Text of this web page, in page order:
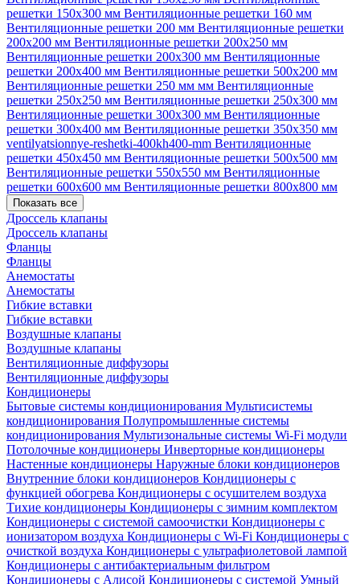
решетки 150х300 мм Вентиляционные решетки 160 мм
Вентиляционные решетки 200 мм Вентиляционные решетки
200х200 мм Вентиляционные решетки 200х250 мм
Вентиляционные решетки 200х300 мм Вентиляционные
решетки 200х400 мм Вентиляционные решетки 500х200 мм
Вентиляционные решетки 250 мм мм Вентиляционные
решетки 250х250 мм Вентиляционные решетки 250х300 мм
Вентиляционные решетки 300х300 мм Вентиляционные
решетки 300х400 мм Вентиляционные решетки 350х350 мм
ventilyatsionnye-reshetki-400kh400-mm Вентиляционные
решетки 450х450 мм Вентиляционные решетки 500х500 мм
Вентиляционные решетки 550х550 мм Вентиляционные
решетки 600х600 мм Вентиляционные решетки 800х800 мм
Показать все
Дроссель клапаны
Дроссель клапаны
Фланцы
Фланцы
Анемостаты
Анемостаты
Гибкие вставки
Гибкие вставки
Воздушные клапаны
Воздушные клапаны
Вентиляционные диффузоры
Вентиляционные диффузоры
Кондиционеры
Бытовые системы кондиционирования Мультисистемы
кондиционирования Полупромышленные системы
кондиционирования Мультизональные системы Wi-Fi модули
Потолочные кондиционеры Инверторные кондиционеры
Настенные кондиционеры Наружные блоки кондиционеров
Внутренние блоки кондиционеров Кондиционеры с
функцией обогрева Кондиционеры с осушителем воздуха
Тихие кондиционеры Кондиционеры с зимним комплектом
Кондиционеры с системой самоочистки Кондиционеры с
ионизатором воздуха Кондиционеры с Wi-Fi Кондиционеры с
очисткой воздуха Кондиционеры с ультрафиолетовой лампой
Кондиционеры с антибактериальным фильтром
Кондиционеры с Алисой Кондиционеры с системой Умный